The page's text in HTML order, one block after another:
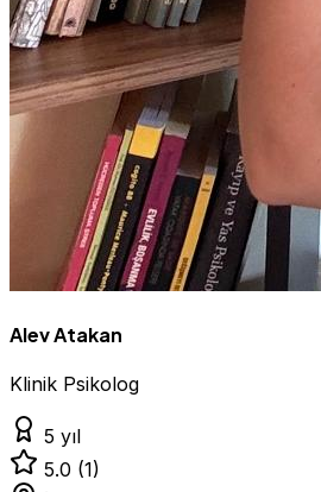
Alev Atakan
Klinik Psikolog
5 yıl
5.0 (1)